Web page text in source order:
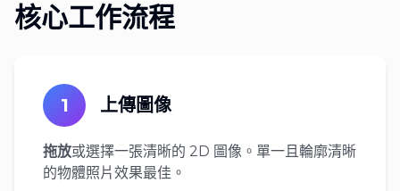
核心工作流程
1 上傳圖像
拖放或選擇一張清晰的 2D 圖像。單一且輪廓清晰
的物體照片效果最佳。